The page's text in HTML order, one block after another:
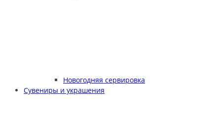
Новогодняя сервировка
Сувениры и украшения